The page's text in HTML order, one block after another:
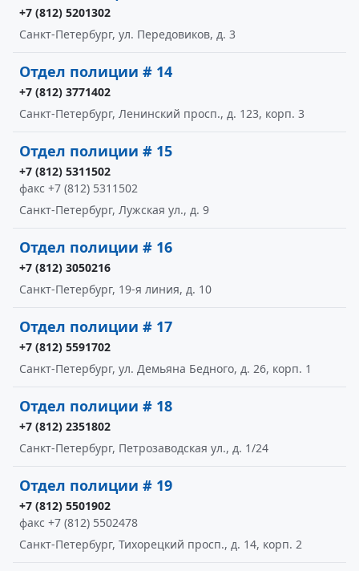
+7 (812) 5201302
Санкт-Петербург, ул. Передовиков, д. 3
Отдел полиции # 14
+7 (812) 3771402
Санкт-Петербург, Ленинский просп., д. 123, корп. 3
Отдел полиции # 15
+7 (812) 5311502
факс +7 (812) 5311502
Санкт-Петербург, Лужская ул., д. 9
Отдел полиции # 16
+7 (812) 3050216
Санкт-Петербург, 19-я линия, д. 10
Отдел полиции # 17
+7 (812) 5591702
Санкт-Петербург, ул. Демьяна Бедного, д. 26, корп. 1
Отдел полиции # 18
+7 (812) 2351802
Санкт-Петербург, Петрозаводская ул., д. 1/24
Отдел полиции # 19
+7 (812) 5501902
факс +7 (812) 5502478
Санкт-Петербург, Тихорецкий просп., д. 14, корп. 2